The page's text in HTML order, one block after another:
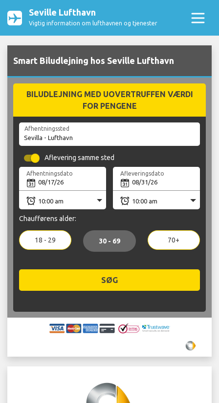
Seville Lufthavn
Vigtig information om lufthavnen og tjenester
Smart Biludlejning hos Seville Lufthavn
BILUDLEJNING MED UOVERTRUFFEN VÆRDI
FOR PENGENE
Afhentningssted
Aflevering samme sted
Afhentningsdato Afleveringsdato
Chaufførens alder:
18 - 29 30 - 69 70+
SØG